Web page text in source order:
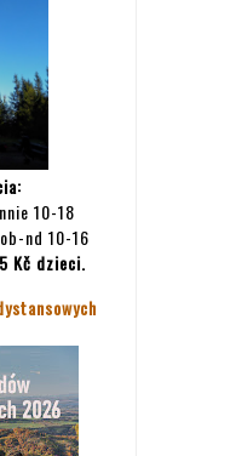
10-18
nd 10-16
Kč dzieci.